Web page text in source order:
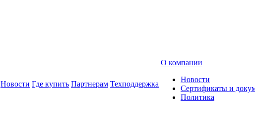
Новости Где купить Партнерам Техподдержка
О компании
Новости
Сертификаты и
Политика